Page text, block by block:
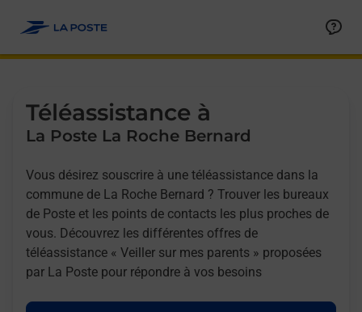
Téléassistance à
La Poste La Roche Bernard
Vous désirez souscrire à une téléassistance dans la
commune de La Roche Bernard ? Trouver les bureaux
de Poste et les points de contacts les plus proches de
vous. Découvrez les différentes offres de
téléassistance « Veiller sur mes parents » proposées
par La Poste pour répondre à vos besoins